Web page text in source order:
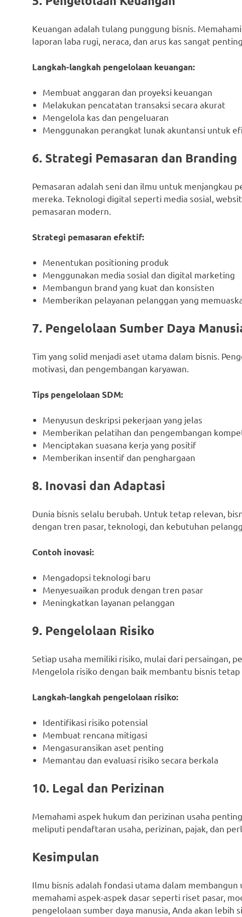
Keuangan adalah tulang punggung bisnis.
laporan laba rugi, neraca, dan arus kas sangat
Langkah-langkah pengelolaan keuangan:
Membuat anggaran dan proyeksi keuangan
Melakukan pencatatan transaksi secara akurat
Mengelola kas dan pengeluaran
Menggunakan perangkat lunak akuntansi untuk
6. Strategi Pemasaran dan Branding
Pemasaran adalah seni dan ilmu untuk menjangkau
mereka. Teknologi digital seperti media sosial,
pemasaran modern.
Strategi pemasaran efektif:
Menentukan positioning produk
Menggunakan media sosial dan digital marketing
Membangun brand yang kuat dan konsisten
Memberikan pelayanan pelanggan yang
7. Pengelolaan Sumber Daya
Tim yang solid menjadi aset utama dalam bisnis.
motivasi, dan pengembangan karyawan.
Tips pengelolaan SDM:
Menyusun deskripsi pekerjaan yang jelas
Memberikan pelatihan dan pengembangan
Menciptakan suasana kerja yang positif
Memberikan insentif dan penghargaan
8. Inovasi dan Adaptasi
Dunia bisnis selalu berubah. Untuk tetap relevan,
dengan tren pasar, teknologi, dan kebutuhan
Contoh inovasi:
Mengadopsi teknologi baru
Menyesuaikan produk dengan tren pasar
Meningkatkan layanan pelanggan
9. Pengelolaan Risiko
Setiap usaha memiliki risiko, mulai dari persaingan,
Mengelola risiko dengan baik membantu bisnis
Langkah-langkah pengelolaan risiko:
Identifikasi risiko potensial
Membuat rencana mitigasi
Mengasuransikan aset penting
Memantau dan evaluasi risiko secara berkala
10. Legal dan Perizinan
Memahami aspek hukum dan perizinan usaha
meliputi pendaftaran usaha, perizinan, pajak, dan
Kesimpulan
Ilmu bisnis adalah fondasi utama dalam
memahami aspek-aspek dasar seperti riset pasar,
pengelolaan sumber daya manusia, Anda akan